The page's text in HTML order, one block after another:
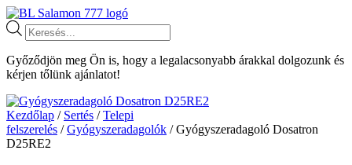
Ugrás
a
tartalomhoz
Products
search
Győződjön meg Ön is, hogy a legalacsonyabb árakkal dolgozunk és
kérjen tőlünk ajánlatot!
Kezdőlap / Sertés /Telepi
felszerelés /Gyógyszeradagolók / Gyógyszeradagoló Dosatron
D25RE2